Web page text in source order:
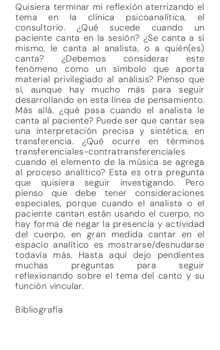
Quisiera terminar mi reflexión aterrizando el
tema en la clínica psicoanalítica, el
consultorio. ¿Qué sucede cuando un
paciente canta en la sesión? ¿Se canta a sí
mismo, le canta al analista, o a quién(es)
canta? ¿Debemos considerar este
fenómeno como un símbolo que aporta
material privilegiado al análisis? Pienso que
sí, aunque hay mucho más para seguir
desarrollando en esta línea de pensamiento.
Más allá, ¿qué pasa cuando el analista le
canta al paciente? Puede ser que cantar sea
una interpretación precisa y sintética, en
transferencia. ¿Qué ocurre en términos
transferenciales-contratransferenciales
cuando el elemento de la música se agrega
al proceso analítico? Esta es otra pregunta
que quisiera seguir investigando. Pero
pienso que debe tener consideraciones
especiales, porque cuando el analista o el
paciente cantan están usando el cuerpo, no
hay forma de negar la presencia y actividad
del cuerpo, en gran medida cantar en el
espacio analítico es mostrarse/desnudarse
todavía más. Hasta aquí dejo pendientes
muchas preguntas para seguir
reflexionando sobre el tema del canto y su
función vincular.
Bibliografía